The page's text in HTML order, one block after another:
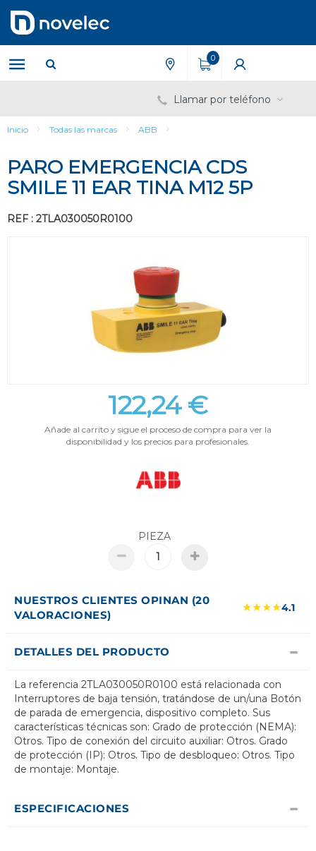
contenido
menú
de
navegación
0
Llamar por teléfono
Inicio Todas las marcas ABB
PARO EMERGENCIA CDS
SMILE 11 EAR TINA M12 5P
REF : 2TLA030050R0100
122,24 €
Añade al carrito y sigue el proceso de compra para ver la
disponibilidad y los precios para profesionales.
PIEZA
NUESTROS CLIENTES OPINAN (20
VALORACIONES)
★★★★4.1
DETALLES DEL PRODUCTO
La referencia 2TLA030050R0100 está relacionada con
Interruptores de baja tensión, tratándose de un/una Botón
de parada de emergencia, dispositivo completo. Sus
características técnicas son: Grado de protección (NEMA):
Otros. Tipo de conexión del circuito auxiliar: Otros. Grado
de protección (IP): Otros. Tipo de desbloqueo: Otros. Tipo
de montaje: Montaje.
ESPECIFICACIONES